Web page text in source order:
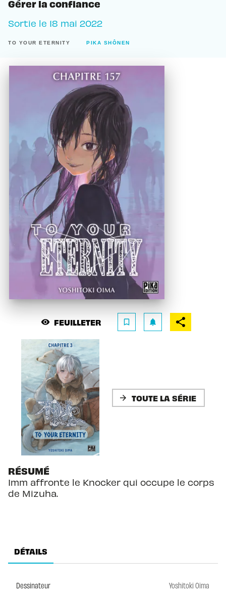
Gérer la confiance
Sortie le 18 mai 2022
TO YOUR ETERNITY PIKA SHÔNEN
visibility FEUILLETER bookmark_border notifications
arrow_forward TOUTE LA SÉRIE
RÉSUMÉ
Imm affronte le Knocker qui occupe le corps
de Mizuha.
DÉTAILS
Dessinateur
Yoshitoki Oima